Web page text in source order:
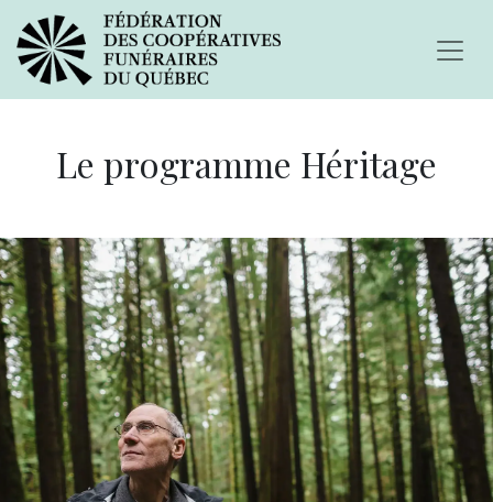
Le programme Héritage